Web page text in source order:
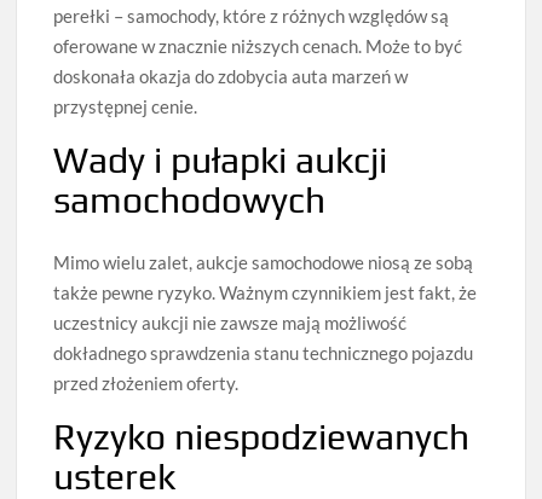
perełki – samochody, które z różnych względów są
oferowane w znacznie niższych cenach. Może to być
doskonała okazja do zdobycia auta marzeń w
przystępnej cenie.
Wady i pułapki aukcji
samochodowych
Mimo wielu zalet, aukcje samochodowe niosą ze sobą
także pewne ryzyko. Ważnym czynnikiem jest fakt, że
uczestnicy aukcji nie zawsze mają możliwość
dokładnego sprawdzenia stanu technicznego pojazdu
przed złożeniem oferty.
Ryzyko niespodziewanych
usterek